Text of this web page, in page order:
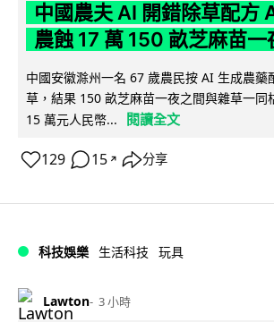
中國農夫 AI 開錯除草配方
農蝕 17 萬 150 畝芝麻苗一
中國安徽滁州一名 67 歲農民按 AI 生成農藥
草，結果 150 畝芝麻苗一夜之間與雜草一同
15 萬元人民幣...
閱讀全文
129 15 ↗ 分享
科技娛樂 生活科技 玩具
Lawton 3 小時